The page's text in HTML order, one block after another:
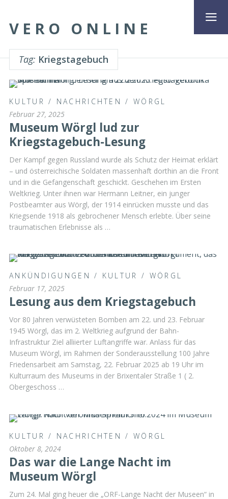
VERO ONLINE
Tag: Kriegstagebuch
KULTUR / NACHRICHTEN /WÖRGL
Februar 27, 2025
Museum Wörgl lud zur
Kriegstagebuch-Lesung
Der Kampf gegen Russland wurde als Schutz der Heimat erklärt
– und österreichische Soldaten massenhaft dorthin an die Front
und in die Gefangenschaft geschickt. Geschehen im Ersten
Weltkrieg. Unter ihnen war Hermann Leitner, ein junger
Postbeamter aus Wörgl, der 1914 einrücken musste und das
Kriegsende 1918 als gebrochener Mensch erlebte. Über seine
traumatischen Erlebnisse als …
ANKÜNDIGUNGEN / KULTUR / WÖRGL
Februar 17, 2025
Lesung aus dem Kriegstagebuch
Vor 80 Jahren verwüsteten Bomben am 22. und 23. Februar
1945 Wörgl, das im 2. Weltkrieg aufgrund der Bahn-
Infrastruktur Ziel alliierter Luftangriffe war. Anlass für das
Museum Wörgl, im Rahmen der Sonderausstellung 100 Jahre
Friedensarbeit am Samstag, 22. Februar 2025 ab 19 Uhr im
Kulturraum des Museums in der Brixentaler Straße 1 ( 2.
Obergeschoss …
KULTUR / NACHRICHTEN /WÖRGL
Oktober 8, 2024
Das war die Lange Nacht im
Museum Wörgl
Zum 24. Mal ging heuer die „ORF-Lange Nacht der Museen“ in